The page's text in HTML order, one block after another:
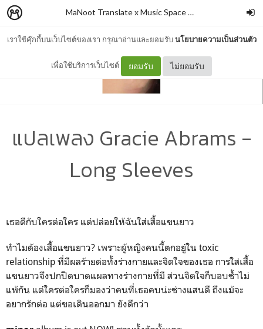
เราใช้คุ๊กกี้บนเว็บไซต์ของเรา กรุณาอ่านและยอมรับนโยบายความเป็นส่วนตัว
เพื่อใช้บริการเว็บไซต์ ยอมรับ ไม่ยอมรับ
MaNoot Translate x Music Space #1 cocococoayeah
แปลเพลง Gracie Abrams -
Long Sleeves
เธอดีกับใครต่อใคร แต่ปล่อยให้ฉันใส่เสื้อแขนยาว
ทำไมต้องเสื้อแขนยาว? เพราะผู้หญิงคนนี้ตกอยู่ใน toxic
relationship ที่มีผลร้ายต่อทั้งร่างกายและจิตใจของเธอ การใส่เสื้อ
แขนยาวจึงปกปิดบาดแผลทางร่างกายที่มี ส่วนจิตใจก็บอบช้ำไม่
แพ้กัน แต่ใครต่อใครก็มองว่าคนที่เธอคบน่ะช่างแสนดี ถึงแม้จะ
อยากรักต่อ แต่ขอเดินออกมา ยังดีกว่า